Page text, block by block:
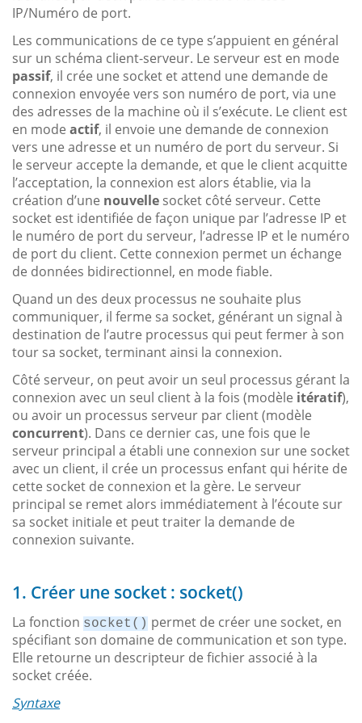
IP/Numéro de port.
Les communications de ce type s’appuient en général
sur un schéma client-serveur. Le serveur est en mode
passif, il crée une socket et attend une demande de
connexion envoyée vers son numéro de port, via une
des adresses de la machine où il s’exécute. Le client est
en mode actif, il envoie une demande de connexion
vers une adresse et un numéro de port du serveur. Si
le serveur accepte la demande, et que le client acquitte
l’acceptation, la connexion est alors établie, via la
création d’une nouvelle socket côté serveur. Cette
socket est identifiée de façon unique par l’adresse IP et
le numéro de port du serveur, l’adresse IP et le numéro
de port du client. Cette connexion permet un échange
de données bidirectionnel, en mode fiable.
Quand un des deux processus ne souhaite plus
communiquer, il ferme sa socket, générant un signal à
destination de l’autre processus qui peut fermer à son
tour sa socket, terminant ainsi la connexion.
Côté serveur, on peut avoir un seul processus gérant la
connexion avec un seul client à la fois (modèle itératif),
ou avoir un processus serveur par client (modèle
concurrent). Dans ce dernier cas, une fois que le
serveur principal a établi une connexion sur une socket
avec un client, il crée un processus enfant qui hérite de
cette socket de connexion et la gère. Le serveur
principal se remet alors immédiatement à l’écoute sur
sa socket initiale et peut traiter la demande de
connexion suivante.
1. Créer une socket : socket()
La fonction socket() permet de créer une socket, en
spécifiant son domaine de communication et son type.
Elle retourne un descripteur de fichier associé à la
socket créée.
Syntaxe